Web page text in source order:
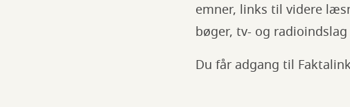
emner, links til videre
bøger, tv- og
Du får adgang til